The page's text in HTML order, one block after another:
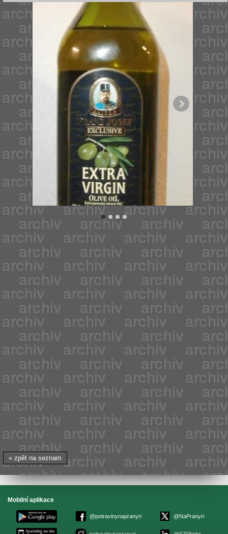
« zpět na seznam
Mobilní aplikace
@potravinynapranyri @NaPranyri